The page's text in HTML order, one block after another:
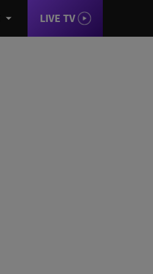
LIVE TV